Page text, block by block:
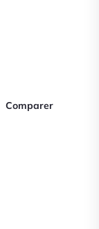
Comparer